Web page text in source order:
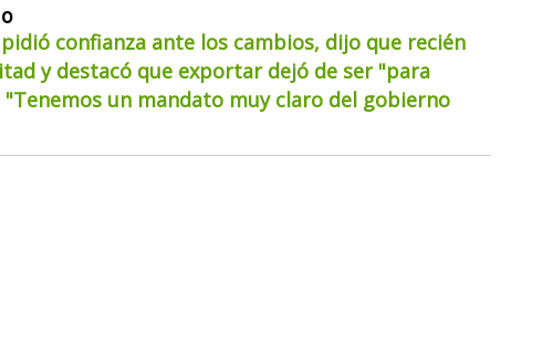
confianza ante los cambios, dijo que recién
y destacó que exportar dejó de ser "para
"Tenemos un mandato muy claro del gobierno